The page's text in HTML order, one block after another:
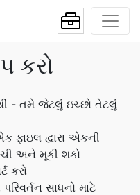
કરો
- તમે જેટલું ઇચ્છો તેટલું
દ્વારા એકની
અને મૂકી શકો
કરો
સાધનો માટે